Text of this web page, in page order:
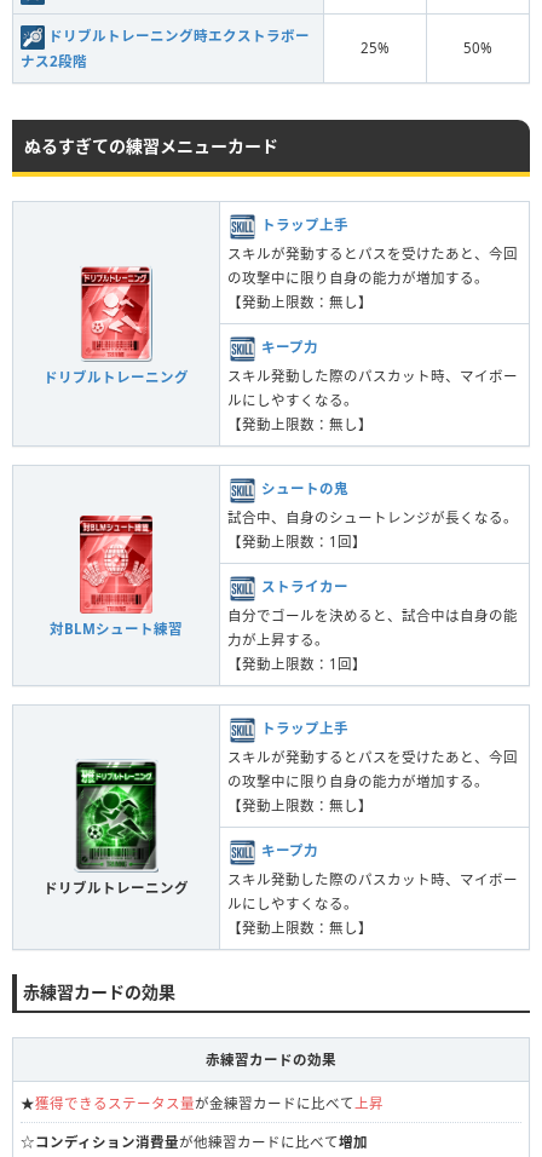
ドリブルトレーニング時エクストラボー
ナス2段階
25% 50%
ぬるすぎての練習メニューカード
ドリブルトレーニング
トラップ上手
スキルが発動するとパスを受けたあと、今回
の攻撃中に限り自身の能力が増加する。
【発動上限数：無し】
キープ力
スキル発動した際のパスカット時、マイボー
ルにしやすくなる。
【発動上限数：無し】
対BLMシュート練習
シュートの鬼
試合中、自身のシュートレンジが長くなる。
【発動上限数：1回】
ストライカー
自分でゴールを決めると、試合中は自身の能
力が上昇する。
【発動上限数：1回】
ドリブルトレーニング
トラップ上手
スキルが発動するとパスを受けたあと、今回
の攻撃中に限り自身の能力が増加する。
【発動上限数：無し】
キープ力
スキル発動した際のパスカット時、マイボー
ルにしやすくなる。
【発動上限数：無し】
赤練習カードの効果
赤練習カードの効果
★獲得できるステータス量が金練習カードに比べて 上昇
☆コンディション消費量が他練習カードに比べて増加